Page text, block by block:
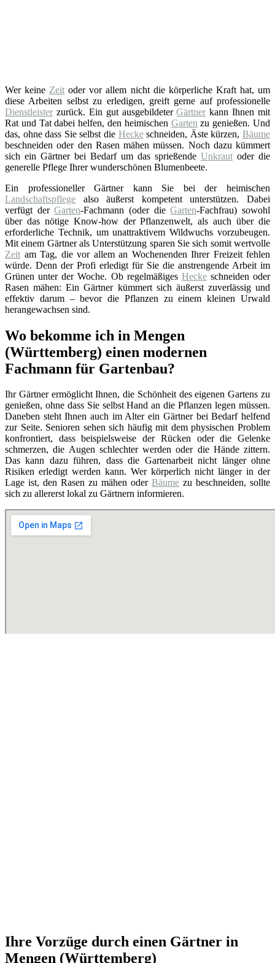
Wer keine Zeit oder vor allem nicht die körperliche Kraft hat, um
diese Arbeiten selbst zu erledigen, greift gerne auf professionelle
Dienstleister zurück. Ein gut ausgebildeterGärtner kann Ihnen mit
Rat und Tat dabei helfen, den heimischen Garten zu genießen. Und
das, ohne dass Sie selbst die Heckeschneiden, Äste kürzen,Bäume
beschneiden oder den Rasen mähen müssen. Noch dazu kümmert
sich ein Gärtner bei Bedarf um das sprießende Unkraut oder die
generelle Pflege Ihrer wunderschönen Blumenbeete.
Ein professioneller Gärtner kann Sie bei der heimischen
Landschaftspflege also äußerst kompetent unterstützen. Dabei
verfügt derGarten-Fachmann (oder dieGarten-Fachfrau) sowohl
über das nötige Know-how der Pflanzenwelt, als auch über die
erforderliche Technik, um unattraktivem Wildwuchs vorzubeugen.
Mit einem Gärtner als Unterstützung sparen Sie sich somit wertvolle
Zeit am Tag, die vor allem an Wochenenden Ihrer Freizeit fehlen
würde. Denn der Profi erledigt für Sie die anstrengende Arbeit im
Grünen unter der Woche. Ob regelmäßiges Heckeschneiden oder
Rasen mähen: Ein Gärtner kümmert sich äußerst zuverlässig und
effektiv darum – bevor die Pflanzen zu einem kleinen Urwald
herangewachsen sind.
Wo bekomme ich in Mengen
(Württemberg) einen modernen
Fachmann für Gartenbau?
Ihr Gärtner ermöglicht Ihnen, die Schönheit des eigenen Gartens zu
genießen, ohne dass Sie selbst Hand an die Pflanzen legen müssen.
Daneben steht Ihnen auch im Alter ein Gärtner bei Bedarf helfend
zur Seite. Senioren sehen sich häufig mit dem physischen Problem
konfrontiert, dass beispielsweise der Rücken oder die Gelenke
schmerzen, die Augen schlechter werden oder die Hände zittern.
Das kann dazu führen, dass die Gartenarbeit nicht länger ohne
Risiken erledigt werden kann. Wer körperlich nicht länger in der
Lage ist, den Rasen zu mähen oder Bäume zu beschneiden, sollte
sich zu allererst lokal zu Gärtnern informieren.
Ihre Vorzüge durch einen Gärtner in
Mengen (Württemberg)